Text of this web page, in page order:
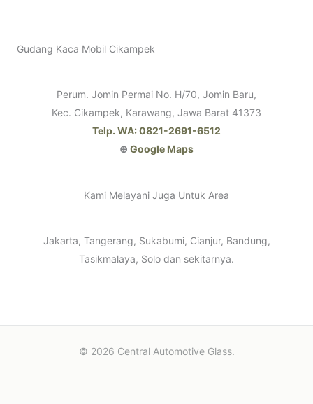
Gudang Kaca Mobil Cikampek
Perum. Jomin Permai No. H/70, Jomin Baru,
Kec. Cikampek, Karawang, Jawa Barat 41373
Telp. WA: 0821-2691-6512
⊕ Google Maps
Kami Melayani Juga Untuk Area
Jakarta, Tangerang, Sukabumi, Cianjur, Bandung,
Tasikmalaya, Solo dan sekitarnya.
© 2026 Central Automotive Glass.